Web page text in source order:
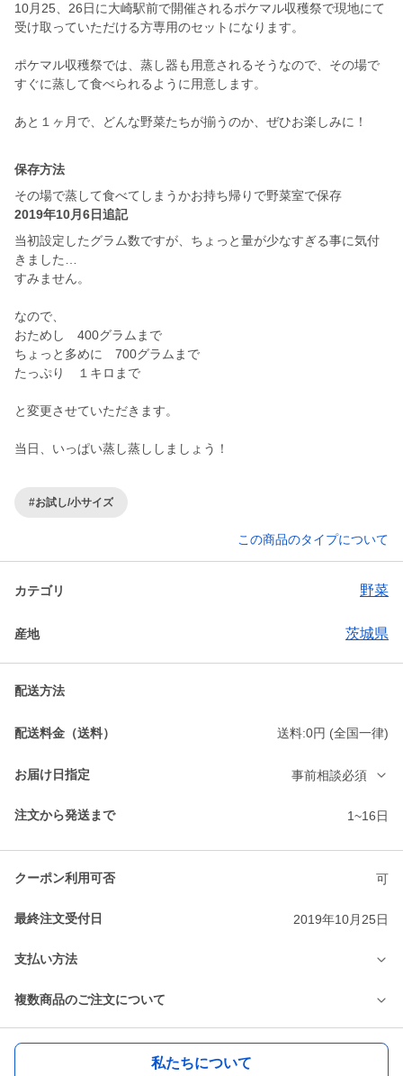
10月25、26日に大崎駅前で開催されるポケマル収穫祭で現地にて
受け取っていただける方専用のセットになります。
ポケマル収穫祭では、蒸し器も用意されるそうなので、その場で
すぐに蒸して食べられるように用意します。
あと１ヶ月で、どんな野菜たちが揃うのか、ぜひお楽しみに！
保存方法
その場で蒸して食べてしまうかお持ち帰りで野菜室で保存
2019年10月6日追記
当初設定したグラム数ですが、ちょっと量が少なすぎる事に気付
きました…
すみません。
なので、
おためし 400グラムまで
ちょっと多めに 700グラムまで
たっぷり １キロまで
と変更させていただきます。
当日、いっぱい蒸し蒸ししましょう！
#お試し/小サイズ
この商品のタイプについて
カテゴリ 野菜
産地 茨城県
配送方法
配送料金（送料） 送料:0円 (全国一律)
お届け日指定 事前相談必須
注文から発送まで 1~16日
クーポン利用可否 可
最終注文受付日 2019年10月25日
支払い方法
複数商品のご注文について
私たちについて